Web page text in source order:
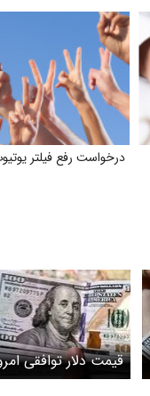
درخواست رفع فیلتر
قیمت دلار توافقی
چهارشنبه ۲۰ خرداد ۱۴۰۵